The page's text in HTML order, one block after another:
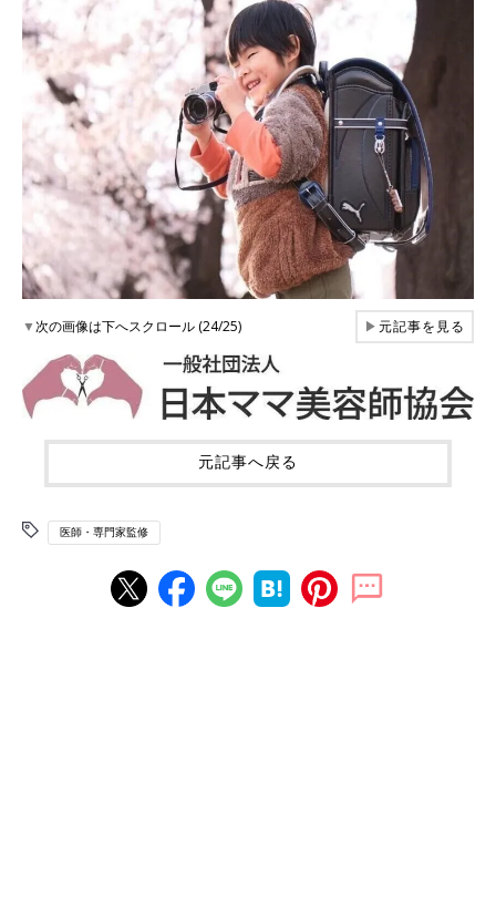
▼次の画像は下へスクロール (24/25) ▶元記事を見る
元記事へ戻る
医師・専門家監修